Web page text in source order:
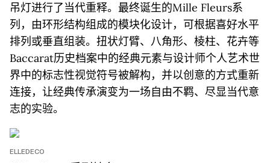
吊灯进行了当代重释。最终诞生的Mille Fleurs系
列，由环形结构组成的模块化设计，可根据喜好水平
排列或垂直组装。扭状灯臂、八角形、棱柱、花卉等
Baccarat历史档案中的经典元素与设计师个人艺术世
界中的标志性视觉符号被解构，并以创意的方式重新
连接，让经典传承演变为一场自由不羁、尽显当代意
志的实验。
ELLEDECO